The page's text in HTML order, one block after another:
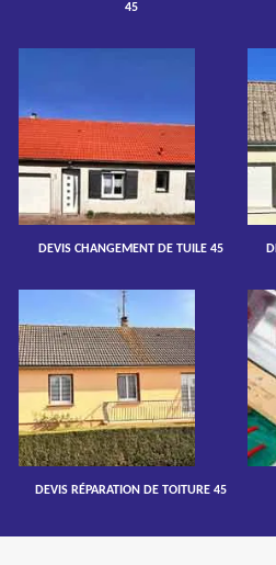
45
DEVIS CHANGEMENT DE TUILE 45
DEVIS RÉPARATION DE TOITURE 45